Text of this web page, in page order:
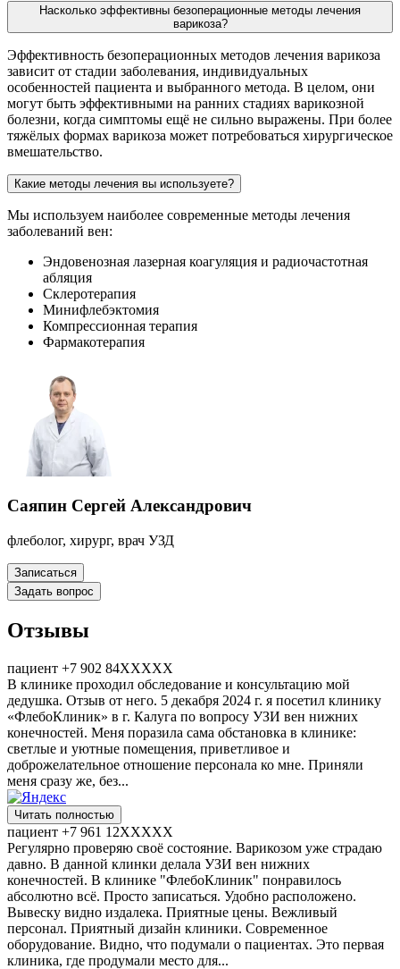
Насколько эффективны безоперационные методы лечения
варикоза?
Эффективность безоперационных методов лечения варикоза
зависит от стадии заболевания, индивидуальных
особенностей пациента и выбранного метода. В целом, они
могут быть эффективными на ранних стадиях варикозной
болезни, когда симптомы ещё не сильно выражены. При более
тяжёлых формах варикоза может потребоваться хирургическое
вмешательство.
Какие методы лечения вы используете?
Мы используем наиболее современные методы лечения
заболеваний вен:
Эндовенозная лазерная коагуляция и радиочастотная
абляция
Склеротерапия
Минифлебэктомия
Компрессионная терапия
Фармакотерапия
Саяпин Сергей Александрович
флеболог, хирург, врач УЗД
Записаться
Задать вопрос
Отзывы
пациент +7 902 84XXXXX
В клинике проходил обследование и консультацию мой
дедушка. Отзыв от него. 5 декабря 2024 г. я посетил клинику
«ФлебоКлиник» в г. Калуга по вопросу УЗИ вен​ нижних
конечностей. Меня поразила сама обстановка в клинике:
светлые и уютные помещения, приветливое и
доброжелательное отношение персонала ко мне. Приняли
меня сразу же, без...
Читать полностью
пациент +7 961 12XXXXX
Регулярно проверяю своё состояние. Варикозом​ уже страдаю
давно. В данной клинки делала УЗИ вен​ нижних
конечностей. В клинике "ФлебоКлиник" понравилось
абсолютно всё. Просто записаться. Удобно расположено.
Вывеску видно издалека. Приятные цены. Вежливый
персонал. Приятный дизайн клиники. Современное
оборудование. Видно, что подумали о пациентах. Это первая
клиника, где продумали место для...